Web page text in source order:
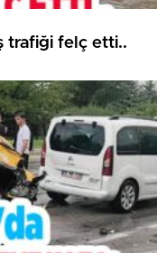
trafiği felç etti..